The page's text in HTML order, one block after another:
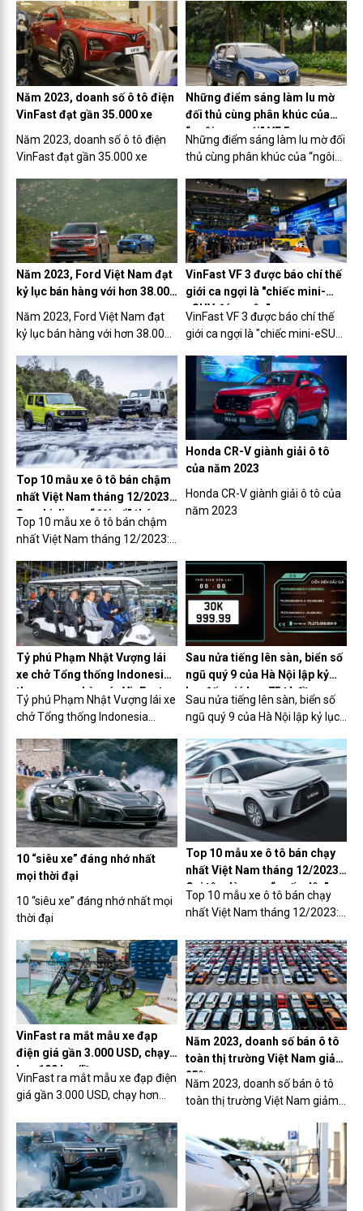
Năm 2023, doanh số ô tô điện
VinFast đạt gần 35.000 xe
Năm 2023, doanh số ô tô điện
VinFast đạt gần 35.000 xe
Những điểm sáng làm lu mờ
đối thủ cùng phân khúc của
“ngôi sao mới” VF 5
Những điểm sáng làm lu mờ đối
thủ cùng phân khúc của “ngôi
Năm 2023, Ford Việt Nam đạt
kỷ lục bán hàng với hơn 38.000
Năm 2023, Ford Việt Nam đạt
kỷ lục bán hàng với hơn 38.000
VinFast VF 3 được báo chí thế
giới ca ngợi là "chiếc mini-
eSUV đáng yêu"
VinFast VF 3 được báo chí thế
giới ca ngợi là "chiếc mini-eSUV
Top 10 mẫu xe ô tô bán chậm
nhất Việt Nam tháng 12/2023:
Suzuki Jimny “đội sổ” tháng
thứ 2 liên tiếp
Top 10 mẫu xe ô tô bán chậm
nhất Việt Nam tháng 12/2023:
thứ 2 liên tiếp
Honda CR-V giành giải ô tô
của năm 2023
Honda CR-V giành giải ô tô của
năm 2023
Tỷ phú Phạm Nhật Vượng lái
xe chở Tổng thống Indonesia
tham quan nhà máy VinFast
Tỷ phú Phạm Nhật Vượng lái xe
chở Tổng thống Indonesia
Sau nửa tiếng lên sàn, biển số
ngũ quý 9 của Hà Nội lập kỷ
lục đấu giá hơn 75 tỷ đồng
Sau nửa tiếng lên sàn, biển số
ngũ quý 9 của Hà Nội lập kỷ lục
10 “siêu xe” đáng nhớ nhất
mọi thời đại
10 “siêu xe” đáng nhớ nhất mọi
thời đại
Top 10 mẫu xe ô tô bán chạy
nhất Việt Nam tháng 12/2023:
Gọi tên dòng xe “quốc dân”
Top 10 mẫu xe ô tô bán chạy
nhất Việt Nam tháng 12/2023:
VinFast ra mắt mẫu xe đạp
điện giá gần 3.000 USD, chạy
hơn 100 km/lần sạc
VinFast ra mắt mẫu xe đạp điện
giá gần 3.000 USD, chạy hơn
Năm 2023, doanh số bán ô tô
toàn thị trường Việt Nam giảm
25%
Năm 2023, doanh số bán ô tô
toàn thị trường Việt Nam giảm